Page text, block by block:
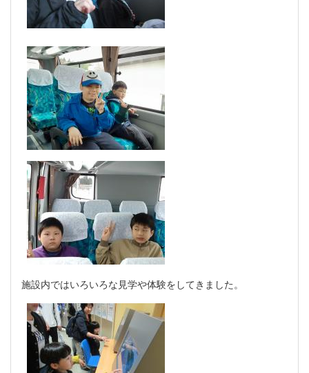
施設内ではいろいろな見学や体験をしてきました。